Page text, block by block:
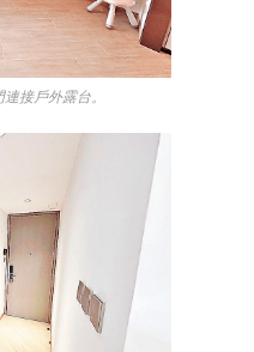
接戶外露台。